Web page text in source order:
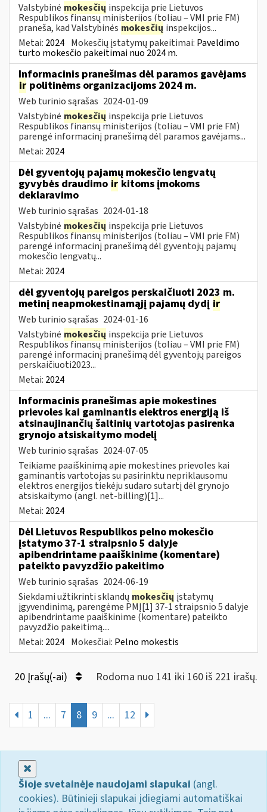
Valstybinė mokesčių inspekcija prie Lietuvos
Respublikos finansų ministerijos (toliau – VMI prie FM)
praneša, kad Valstybinės mokesčių inspekcijos...
Metai: 2024 Mokesčių įstatymų pakeitimai: Paveldimo
turto mokesčio pakeitimai nuo 2024 m.
Informacinis pranešimas dėl paramos gavėjams
ir politinėms organizacijoms 2024 m.
Web turinio sąrašas 2024-01-09
Valstybinė mokesčių inspekcija prie Lietuvos
Respublikos finansų ministerijos (toliau – VMI prie FM)
parengė informacinį pranešimą dėl paramos gavėjams...
Metai: 2024
Dėl gyventojų pajamų mokesčio lengvatų
gyvybės draudimo ir kitoms įmokoms
deklaravimo
Web turinio sąrašas 2024-01-18
Valstybinė mokesčių inspekcija prie Lietuvos
Respublikos finansų ministerijos (toliau – VMI prie FM)
parengė informacinį pranešimą dėl gyventojų pajamų
mokesčio lengvatų...
Metai: 2024
dėl gyventojų pareigos perskaičiuoti 2023 m.
metinį neapmokestinamąjį pajamų dydį ir
Web turinio sąrašas 2024-01-16
Valstybinė mokesčių inspekcija prie Lietuvos
Respublikos finansų ministerijos (toliau – VMI prie FM)
parengė informacinį pranešimą dėl gyventojų pareigos
perskaičiuoti2023...
Metai: 2024
Informacinis pranešimas apie mokestines
prievoles kai gaminantis elektros energiją iš
atsinaujinančių šaltinių vartotojas pasirenka
grynojo atsiskaitymo modelį
Web turinio sąrašas 2024-07-05
Teikiame paaiškinimą apie mokestines prievoles kai
gaminantis vartotojas su pasirinktu nepriklausomu
elektros energijos tiekėju sudaro sutartį dėl grynojo
atsiskaitymo (angl. net-billing)[1]...
Metai: 2024
Dėl Lietuvos Respublikos pelno mokesčio
įstatymo 37-1 straipsnio 5 dalyje
apibendrintame paaiškinime (komentare)
pateikto pavyzdžio pakeitimo
Web turinio sąrašas 2024-06-19
Siekdami užtikrinti sklandų mokesčių įstatymų
įgyvendinimą, parengėme PMĮ[1] 37-1 straipsnio 5 dalyje
apibendrintame paaiškinime (komentare) pateikto
pavyzdžio pakeitimą....
Metai: 2024 Mokesčiai: Pelno mokestis
20 Įrašų(-ai) Rodoma nuo 141 iki 160 iš 221 irašų.
1 ... 7 8 9 ... 12
Šioje svetainėje naudojami slapukai (angl.
cookies). Būtinieji slapukai įdiegiami automatiškai